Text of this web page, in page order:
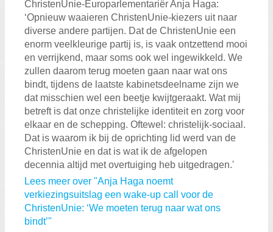
Zoeken:
Zoeken
ChristenUnie-Europarlementariër Anja Haga:
‘Opnieuw waaieren ChristenUnie-kiezers uit naar
diverse andere partijen. Dat de ChristenUnie een
enorm veelkleurige partij is, is vaak ontzettend mooi
en verrijkend, maar soms ook wel ingewikkeld. We
zullen daarom terug moeten gaan naar wat ons
bindt, tijdens de laatste kabinetsdeelname zijn we
dat misschien wel een beetje kwijtgeraakt. Wat mij
betreft is dat onze christelijke identiteit en zorg voor
elkaar en de schepping. Oftewel: christelijk-sociaal.
Dat is waarom ik bij de oprichting lid werd van de
ChristenUnie en dat is wat ik de afgelopen
decennia altijd met overtuiging heb uitgedragen.'
Lees meer over "Anja Haga noemt
verkiezingsuitslag een wake-up call voor de
ChristenUnie: ‘We moeten terug naar wat ons
bindt’"